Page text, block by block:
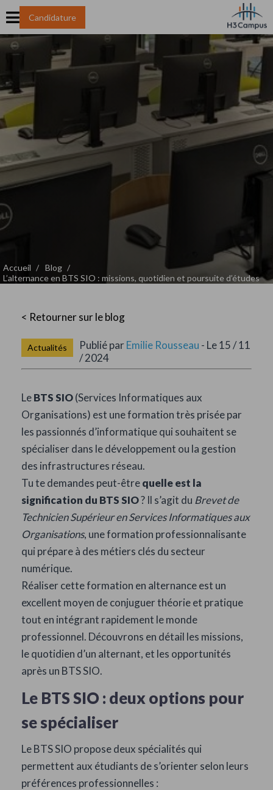
Candidature
Accueil
Blog
L’alternance en BTS SIO : missions, quotidien et poursuite d’études
< Retourner sur le blog
Actualités Publié parEmilie Rousseau - Le 15 / 11
/ 2024
LeBTS SIO(Services Informatiques aux
Organisations) est une formation très prisée par
les passionnés d’informatique qui souhaitent se
spécialiser dans le développement ou la gestion
des infrastructures réseau.
Tu te demandes peut-êtrequelle est la
signification du BTS SIO? Il s’agit du Brevet de
Technicien Supérieur en Services Informatiques aux
Organisations, une formation professionnalisante
qui prépare à des métiers clés du secteur
numérique.
Réaliser cette formation en alternance est un
excellent moyen de conjuguer théorie et pratique
tout en intégrant rapidement le monde
professionnel. Découvrons en détail les missions,
le quotidien d’un alternant, et les opportunités
après un BTS SIO.
Le BTS SIO : deux options pour
se spécialiser
Le BTS SIO propose deux spécialités qui
permettent aux étudiants de s’orienter selon leurs
préférences professionnelles :